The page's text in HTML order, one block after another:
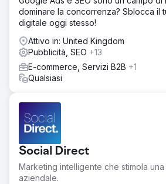
dominare la concorrenza? Sblocca il
digitale oggi stesso!
Attivo in: United Kingdom
Pubblicità, SEO +13
E-commerce, Servizi B2B +1
Qualsiasi
Social Direct
Marketing intelligente che stimola
aziendale.